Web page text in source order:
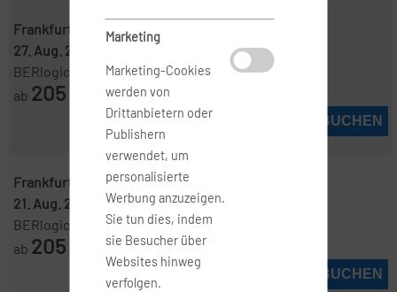
Frankfurt ( FRA )
Kopenhagen ( CPH )
27. Aug. 2026
31. Aug. 2026
BERlogic
ab 205
JETZT BUCHEN
Frankfurt ( FRA )-Kopenhagen ( CPH )
21. Aug. 2026
29. Aug. 2026
BERlogic
ab 205
JETZT BUCHEN
Marketing
Marketing-Cookies
werden von
Drittanbietern oder
Publishern
verwendet, um
personalisierte
Werbung anzuzeigen.
Sie tun dies, indem
sie Besucher über
Websites hinweg
verfolgen.